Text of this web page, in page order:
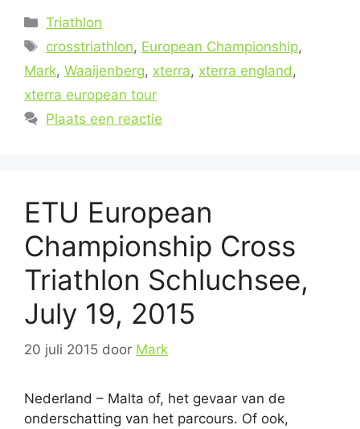
Categorieën
Triathlon
Tags
crosstriathlon, European Championship,
Mark, Waaijenberg, xterra, xterra england,
xterra european tour
Plaats een reactie
ETU European
Championship Cross
Triathlon Schluchsee,
July 19, 2015
20 juli 2015 door Mark
Nederland – Malta of, het gevaar van de
onderschatting van het parcours. Of ook,